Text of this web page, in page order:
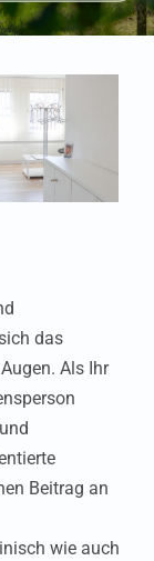
das
Als Ihr
Beitrag an
wie auch